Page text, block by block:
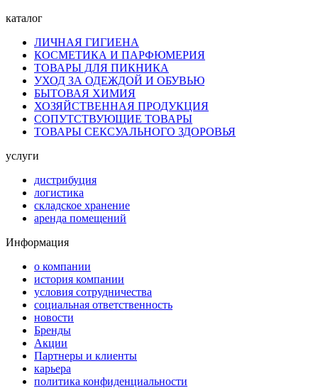
каталог
ЛИЧНАЯ ГИГИЕНА
КОСМЕТИКА И ПАРФЮМЕРИЯ
ТОВАРЫ ДЛЯ ПИКНИКА
УХОД ЗА ОДЕЖДОЙ И ОБУВЬЮ
БЫТОВАЯ ХИМИЯ
ХОЗЯЙСТВЕННАЯ ПРОДУКЦИЯ
СОПУТСТВУЮЩИЕ ТОВАРЫ
ТОВАРЫ СЕКСУАЛЬНОГО ЗДОРОВЬЯ
услуги
дистрибуция
логистика
складское хранение
аренда помещений
Информация
о компании
история компании
условия сотрудничества
социальная ответственность
новости
Бренды
Акции
Партнеры и клиенты
карьера
политика конфиденциальности